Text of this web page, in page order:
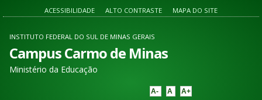
ACESSIBILIDADE ALTO CONTRASTE MAPA DO SITE
INSTITUTO FEDERAL DO SUL DE MINAS GERAIS
Campus Carmo de Minas
Ministério da Educação
A- A A+